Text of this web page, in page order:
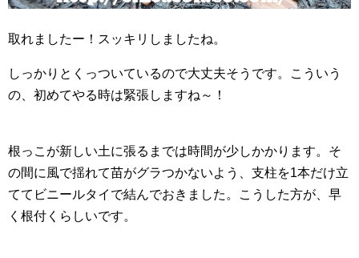
取れましたー！スッキリしましたね。
しっかりとくっついているので大丈夫そうです。こういう
の、初めてやる時は緊張しますね～！
根っこが新しい土に張るまでは時間が少しかかります。そ
の間に風で揺れて苗がグラつかないよう、支柱を1本だけ立
ててビニールタイで結んでおきました。こうした方が、早
く根付くらしいです。